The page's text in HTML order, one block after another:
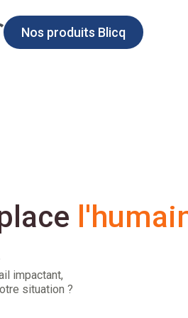
Nos produits Blicq
impactant,
situation ?